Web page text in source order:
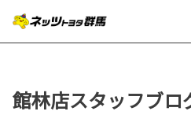
館林店スタッフブロ